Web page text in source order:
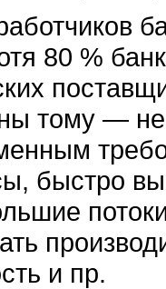
80 %
тому —
быстро
и пр.